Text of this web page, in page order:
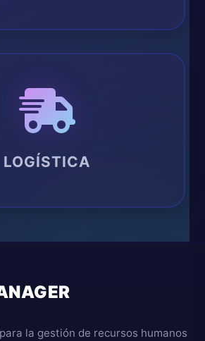
LOGÍSTICA
la gestión de recursos humanos